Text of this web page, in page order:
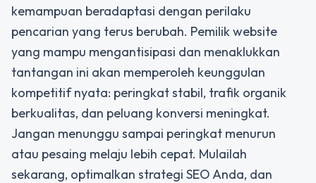
kemampuan beradaptasi dengan perilaku
pencarian yang terus berubah. Pemilik website
yang mampu mengantisipasi dan menaklukkan
tantangan ini akan memperoleh keunggulan
kompetitif nyata: peringkat stabil, trafik organik
berkualitas, dan peluang konversi meningkat.
Jangan menunggu sampai peringkat menurun
atau pesaing melaju lebih cepat. Mulailah
sekarang, optimalkan strategi SEO Anda, dan